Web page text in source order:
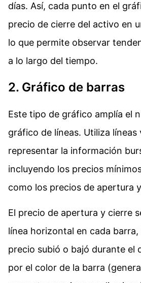
días. Así, cada punto en el
precio de cierre del activo en
lo que permite observar
a lo largo del tiempo.
2. Gráfico de barras
Este tipo de gráfico amplía el
gráfico de líneas. Utiliza líneas
representar la información
incluyendo los precios
como los precios de apertura
El precio de apertura y cierre
línea horizontal en cada
precio subió o bajó durante el
por el color de la barra